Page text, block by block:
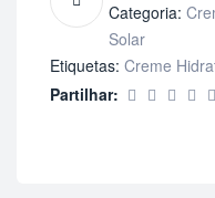
Categoria:
Solar
Etiquetas: Creme
Partilhar: